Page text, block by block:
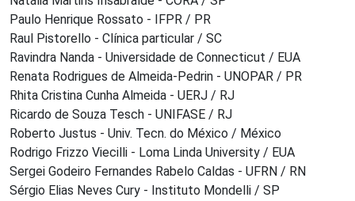
Paulo Henrique Rossato - IFPR / PR
Raul Pistorello - Clínica particular / SC
Ravindra Nanda - Universidade de Connecticut / EUA
Renata Rodrigues de Almeida-Pedrin - UNOPAR / PR
Rhita Cristina Cunha Almeida - UERJ / RJ
Ricardo de Souza Tesch - UNIFASE / RJ
Roberto Justus - Univ. Tecn. do México / México
Rodrigo Frizzo Viecilli - Loma Linda University / EUA
Sergei Godeiro Fernandes Rabelo Caldas - UFRN / RN
Sérgio Elias Neves Cury - Instituto Mondelli / SP